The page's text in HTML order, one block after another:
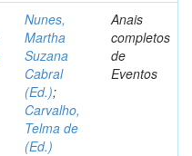
Nunes,
Martha
Suzana
Cabral
(Ed.);
Carvalho,
Telma de
(Ed.)
Anais
completos
de
Eventos